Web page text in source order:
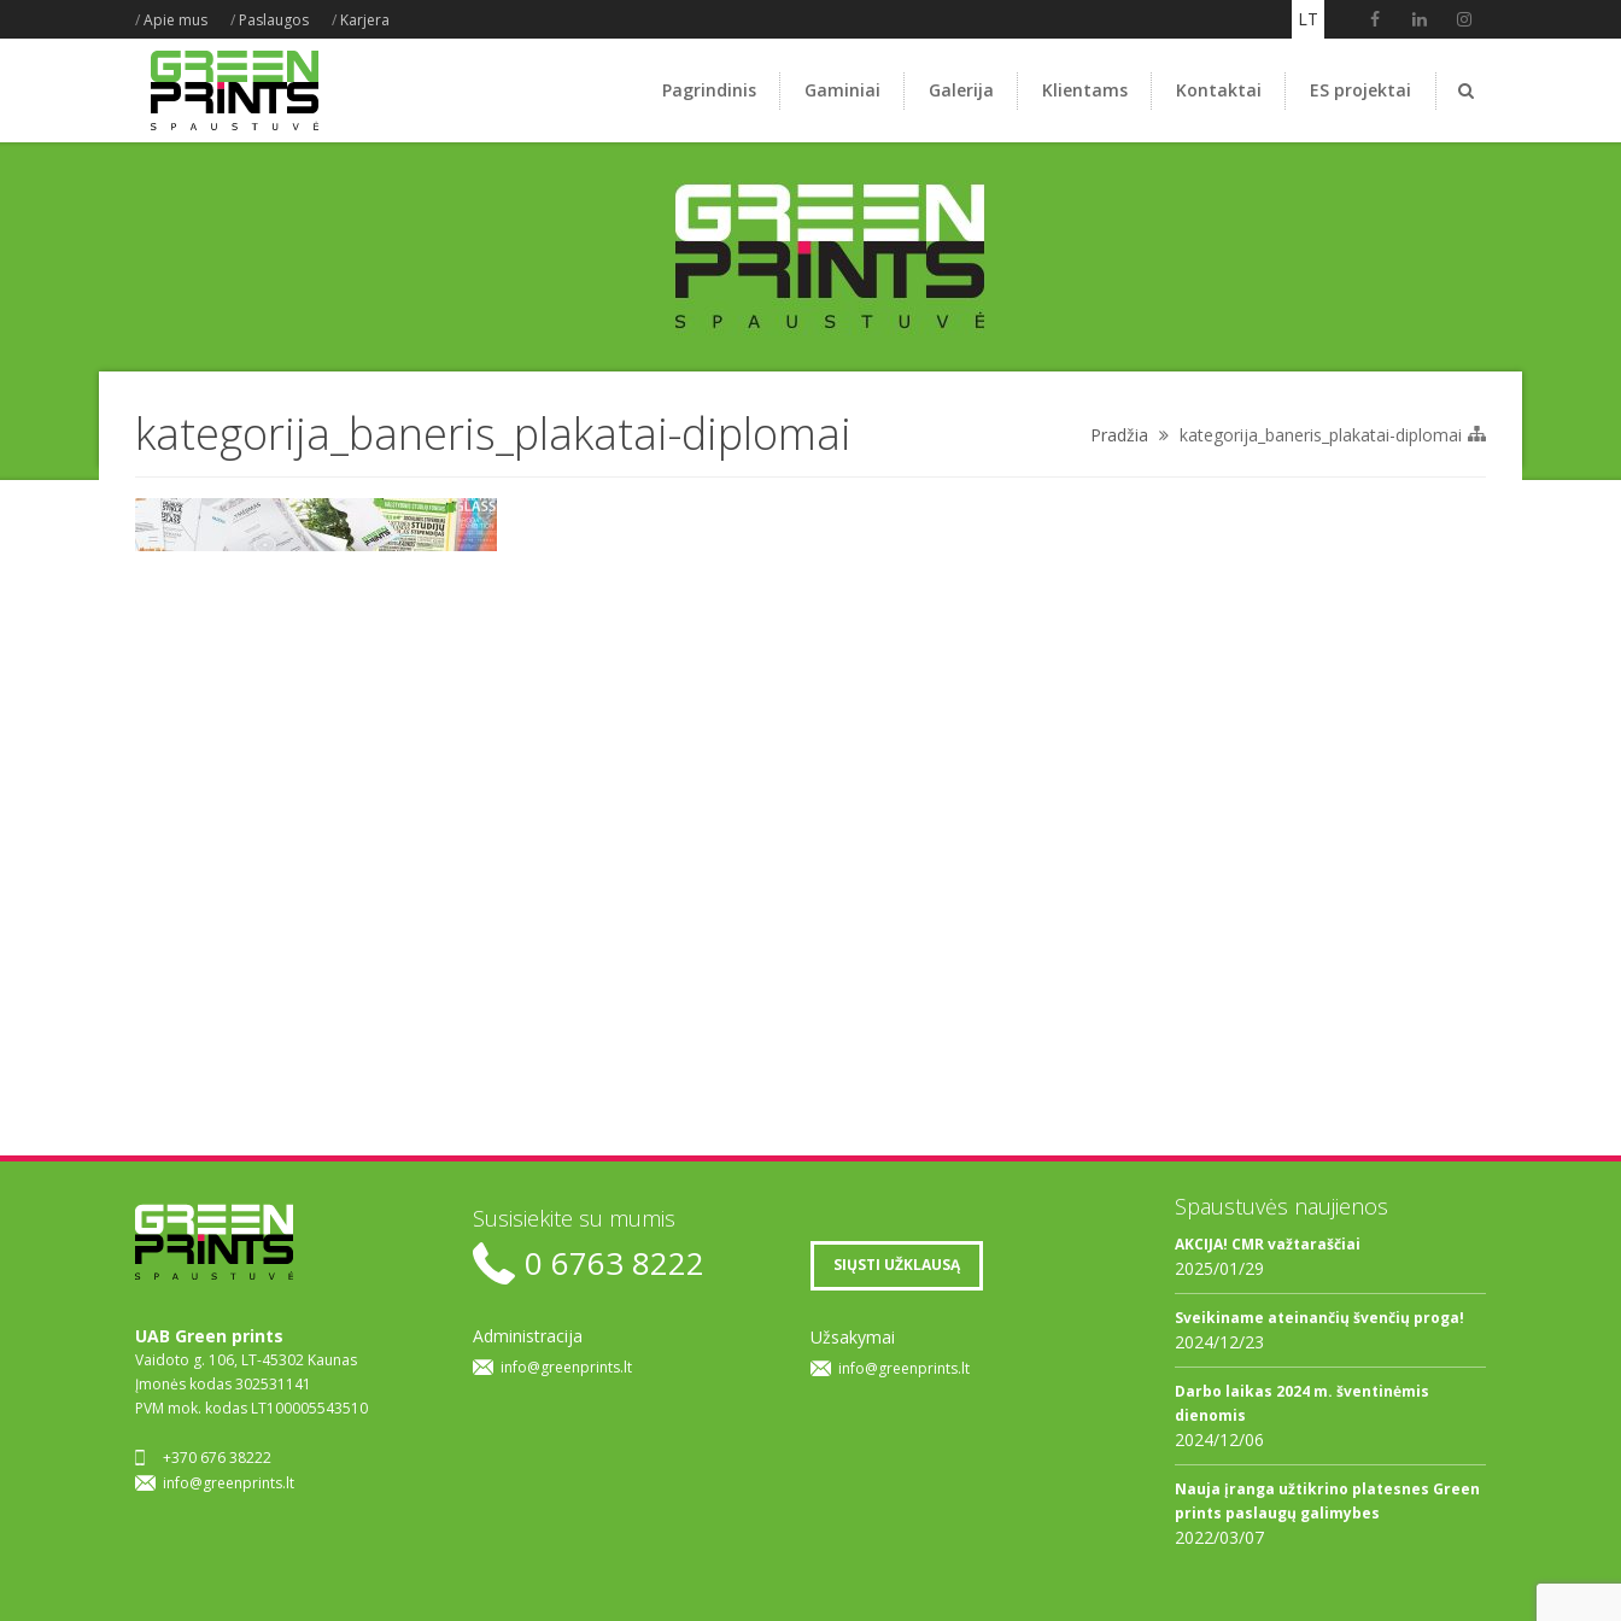
/Apie mus / Paslaugos / Karjera LT
Pagrindinis Gaminiai Galerija Klientams Kontaktai ES projektai
kategorija_baneris_plakatai-diplomai Pradžia kategorija_baneris_plakatai-diplomai
UAB Green prints
Vaidoto g. 106, LT-45302 Kaunas
Įmonės kodas 302531141
PVM mok. kodas LT100005543510
+370 676 38222
info@greenprints.lt
Susisiekite su mumis
0 6763 8222
Administracija
info@greenprints.lt
SIŲSTI UŽKLAUSĄ
Užsakymai
info@greenprints.lt
Spaustuvės naujienos
AKCIJA! CMR važtaraščiai
2025/01/29
Sveikiname ateinančių švenčių proga!
2024/12/23
Darbo laikas 2024 m. šventinėmis
dienomis
2024/12/06
Nauja įranga užtikrino platesnes Green
prints paslaugų galimybes
2022/03/07